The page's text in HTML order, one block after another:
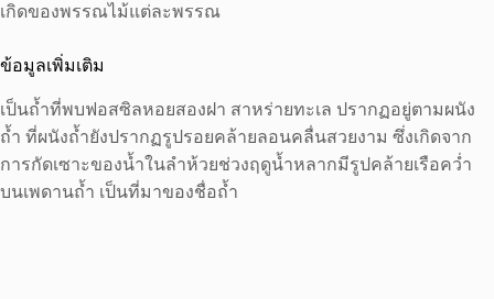
เกิดของพรรณไม้แต่ละพรรณ
ข้อมูลเพิ่มเติม
เป็นถ้ำที่พบฟอสซิลหอยสองฝา สาหร่ายทะเล ปรากฏอยู่ตามผนัง
ถ้ำ ที่ผนังถ้ำยังปรากฏรูปรอยคล้ายลอนคลื่นสวยงาม ซึ่งเกิดจาก
การกัดเซาะของน้ำในลำห้วยช่วงฤดูน้ำหลากมีรูปคล้ายเรือคว่ำ
บนเพดานถ้ำ เป็นที่มาของชื่อถ้ำ